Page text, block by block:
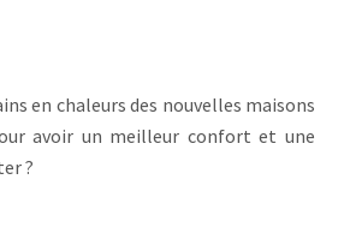
en chaleurs des nouvelles maisons
avoir un meilleur confort et une
?